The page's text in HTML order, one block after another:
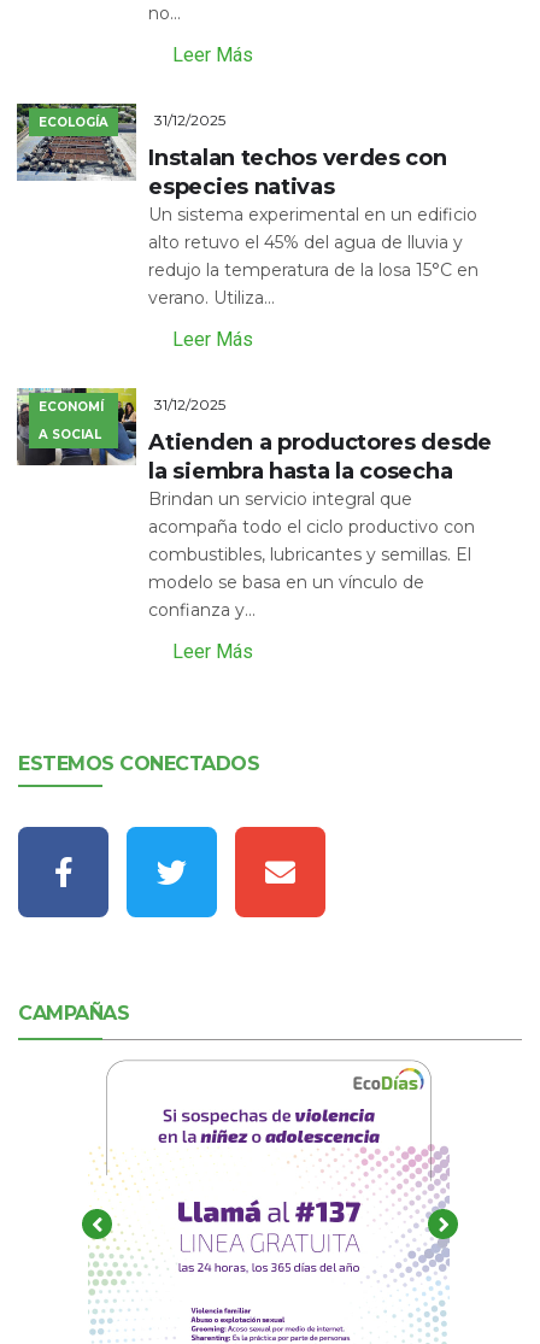
no...
Leer Más
ECOLOGÍA 31/12/2025
Instalan techos verdes con
especies nativas
Un sistema experimental en un edificio
alto retuvo el 45% del agua de lluvia y
redujo la temperatura de la losa 15°C en
verano. Utiliza...
Leer Más
ECONOMÍ
A SOCIAL
31/12/2025
Atienden a productores desde
la siembra hasta la cosecha
Brindan un servicio integral que
acompaña todo el ciclo productivo con
combustibles, lubricantes y semillas. El
modelo se basa en un vínculo de
confianza y...
Leer Más
ESTEMOS CONECTADOS
CAMPAÑAS